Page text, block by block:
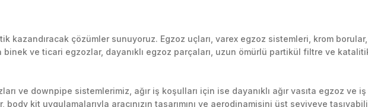
Yorum Yaz
kazandıracak çözümler sunuyoruz. Egzoz uçları, varex egzoz sistemleri, krom
ve ticari egzozlar, dayanıklı egzoz parçaları, uzun ömürlü partikül filtre ve
ve downpipe sistemlerimiz, ağır iş koşulları için ise dayanıklı ağır vasıta egzoz ve
kit uygulamalarıyla aracınızın tasarımını ve aerodinamisini üst seviyeye